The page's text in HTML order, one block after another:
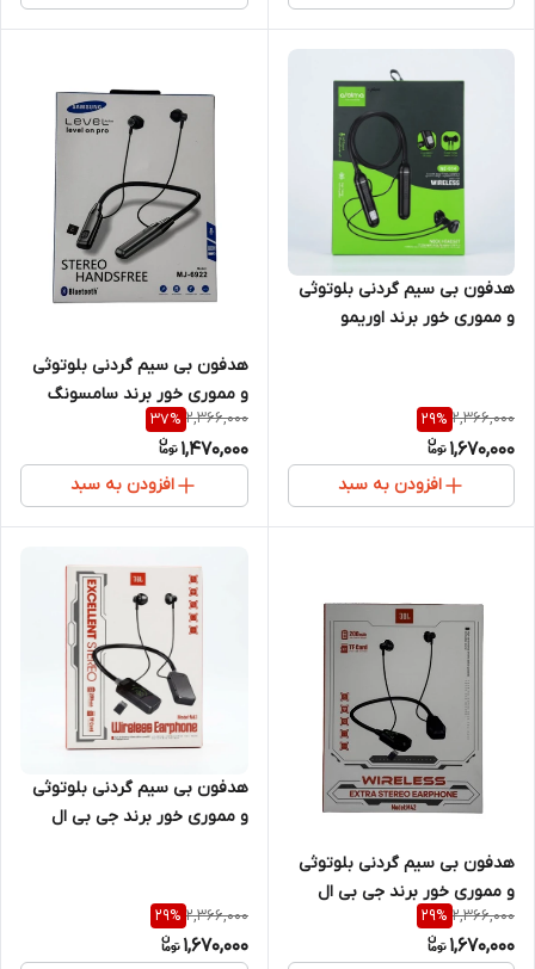
هدفون بی سیم گردنی بلوتوثی
و مموری خور برند اوریمو
2,366,000
29%
1,670,000
افزودن به سبد
هدفون بی سیم گردنی بلوتوثی
و مموری خور برند سامسونگ
SAMSUNGMJ6922
2,366,000
37%
1,470,000
افزودن به سبد
هدفون بی سیم گردنی بلوتوثی
و مموری خور برند جی بی ال
JBL-M43
2,366,000
29%
1,670,000
هدفون بی سیم گردنی بلوتوثی
و مموری خور برند جی بی ال
2,366,000
29%
1,670,000